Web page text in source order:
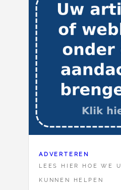
ADVERTEREN
LEES HIER HOE WE U
KUNNEN HELPEN